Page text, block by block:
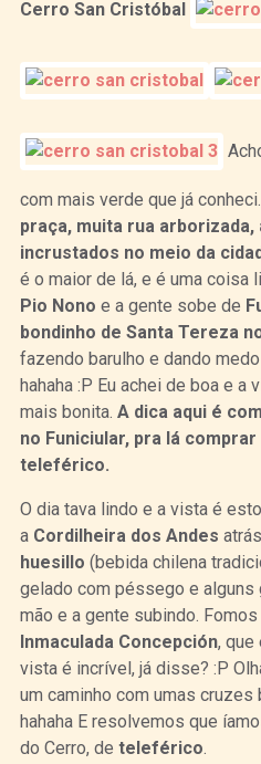
Cerro San Cristóbal
com mais verde que já conheci.
praça, muita rua
incrustados no meio da
é o maior de lá, e é uma coisa
Pio Nono e a gente sobe de
bondinho de Santa Tereza
fazendo barulho e dando
hahaha :P Eu achei de boa e a
mais bonita. A dica aqui é
no Funiciular, pra lá
teleférico.
O dia tava lindo e a vista é
a Cordilheira dos Andes
huesillo (bebida chilena
gelado com péssego e alguns
mão e a gente subindo. Fomos
Inmaculada Concepción, que
vista é incrível, já disse? :P
um caminho com umas
hahaha E resolvemos que
do Cerro, de teleférico.